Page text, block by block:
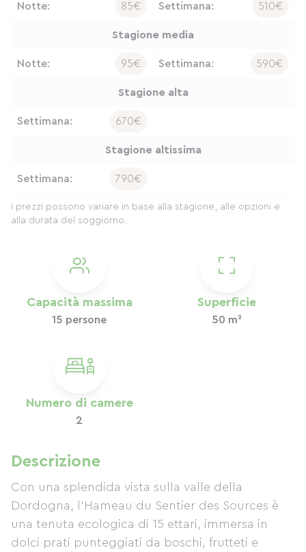
Capacità massima
15 persone
Superficie
50 m²
Numero di camere
2
Descrizione
Con una splendida vista sulla valle della
Dordogna, l'Hameau du Sentier des Sources è
una tenuta ecologica di 15 ettari, immersa in
dolci prati punteggiati da boschi, frutteti e
Notte: 85€ Settimana: 510€
Stagione media
Notte: 95€ Settimana: 590€
Stagione alta
Settimana: 670€
Stagione altissima
Settimana: 790€
I prezzi possono variare in base alla stagione, alle opzioni e
alla durata del soggiorno.